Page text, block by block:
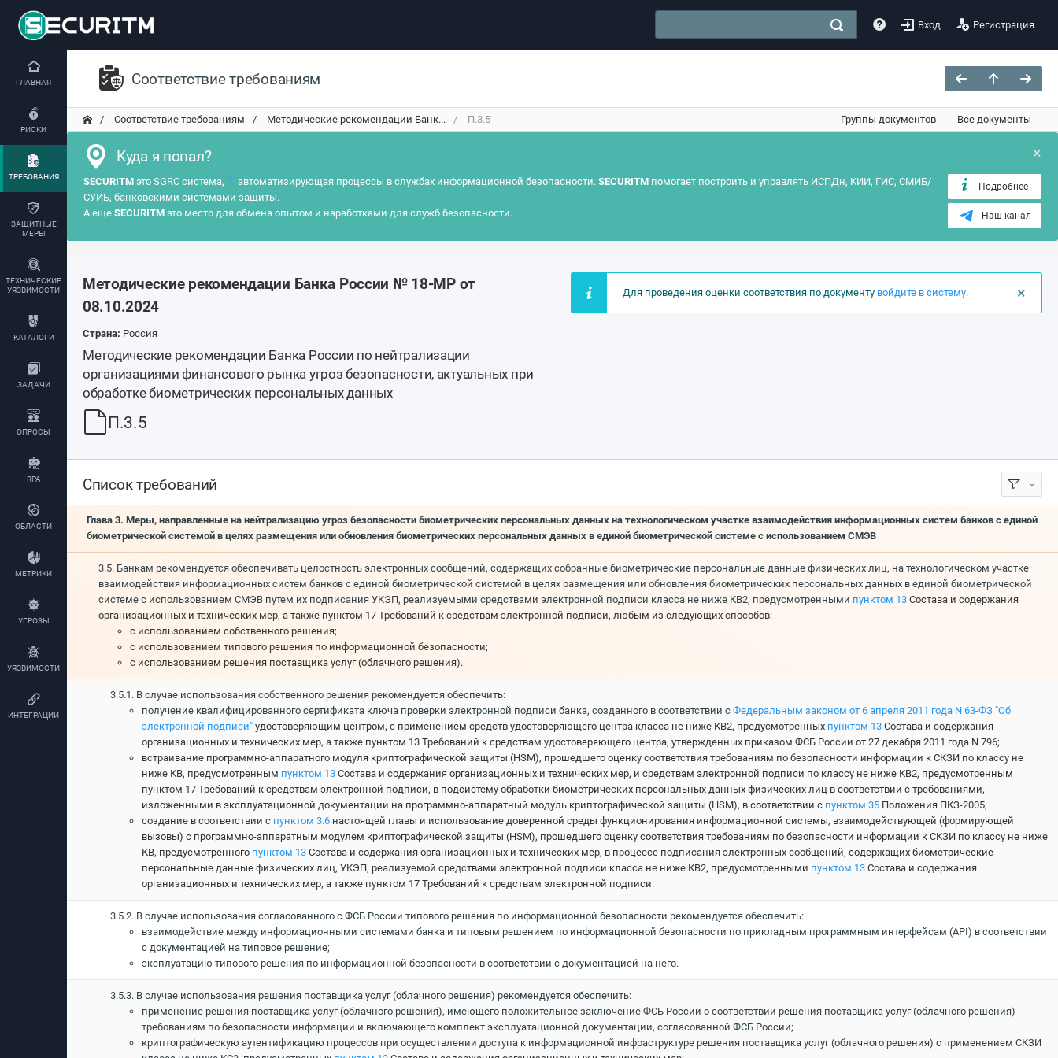
Вход Регистрация
ГЛАВНАЯ
РИСКИ
ТРЕБОВАНИЯ
ЗАЩИТНЫЕ
МЕРЫ
ТЕХНИЧЕСКИЕ
УЯЗВИМОСТИ
КАТАЛОГИ
ЗАДАЧИ
ОПРОСЫ
RPA
ОБЛАСТИ
МЕТРИКИ
УГРОЗЫ
УЯЗВИМОСТИ
ИНТЕГРАЦИИ
Соответствие требованиям
Соответствие требованиям Методические рекомендации Банк... П.3.5 Группы документов Все документы
×
Куда я попал?
SECURITM это SGRC система, ? автоматизирующая процессы в службах информационной безопасности. SECURITMпомогает построить и управлять ИСПДн, КИИ, ГИС, СМИБ/
СУИБ, банковскими системами защиты.
А еще SECURITM это место для обмена опытом и наработками для служб безопасности.
Подробнее
Наш канал
Методические рекомендации Банка России № 18-МР от
08.10.2024
Страна: Россия
Методические рекомендации Банка России по нейтрализации
организациями финансового рынка угроз безопасности, актуальных при
обработке биометрических персональных данных
П.3.5
×
Для проведения оценки соответствия по документу войдите в систему.
Список требований
Глава 3. Меры, направленные на нейтрализацию угроз безопасности биометрических персональных данных на технологическом участке взаимодействия информационных систем банков с единой
биометрической системой в целях размещения или обновления биометрических персональных данных в единой биометрической системе с использованием СМЭВ
3.5. Банкам рекомендуется обеспечивать целостность электронных сообщений, содержащих собранные биометрические персональные данные физических лиц, на технологическом участке
взаимодействия информационных систем банков с единой биометрической системой в целях размещения или обновления биометрических персональных данных в единой биометрической
системе с использованием СМЭВ путем их подписания УКЭП, реализуемыми средствами электронной подписи класса не ниже КВ2, предусмотренными пунктом 13 Состава и содержания
организационных и технических мер, а также пунктом 17 Требований к средствам электронной подписи, любым из следующих способов:
с использованием собственного решения;
с использованием типового решения по информационной безопасности;
с использованием решения поставщика услуг (облачного решения).
3.5.1. В случае использования собственного решения рекомендуется обеспечить:
получение квалифицированного сертификата ключа проверки электронной подписи банка, созданного в соответствии с Федеральным законом от 6 апреля 2011 года N 63-ФЗ "Об
электронной подписи" удостоверяющим центром, с применением средств удостоверяющего центра класса не ниже КВ2, предусмотренных пунктом 13 Состава и содержания
организационных и технических мер, а также пунктом 13 Требований к средствам удостоверяющего центра, утвержденных приказом ФСБ России от 27 декабря 2011 года N 796;
встраивание программно-аппаратного модуля криптографической защиты (HSM), прошедшего оценку соответствия требованиям по безопасности информации к СКЗИ по классу не
ниже КВ, предусмотренным пунктом 13 Состава и содержания организационных и технических мер, и средствам электронной подписи по классу не ниже КВ2, предусмотренным
пунктом 17 Требований к средствам электронной подписи, в подсистему обработки биометрических персональных данных физических лиц в соответствии с требованиями,
изложенными в эксплуатационной документации на программно-аппаратный модуль криптографической защиты (HSM), в соответствии с пунктом 35 Положения ПКЗ-2005;
создание в соответствии с пунктом 3.6 настоящей главы и использование доверенной среды функционирования информационной системы, взаимодействующей (формирующей
вызовы) с программно-аппаратным модулем криптографической защиты (HSM), прошедшего оценку соответствия требованиям по безопасности информации к СКЗИ по классу не ниже
КВ, предусмотренного пунктом 13 Состава и содержания организационных и технических мер, в процессе подписания электронных сообщений, содержащих биометрические
персональные данные физических лиц, УКЭП, реализуемой средствами электронной подписи класса не ниже КВ2, предусмотренными пунктом 13 Состава и содержания
организационных и технических мер, а также пунктом 17 Требований к средствам электронной подписи.
3.5.2. В случае использования согласованного с ФСБ России типового решения по информационной безопасности рекомендуется обеспечить:
взаимодействие между информационными системами банка и типовым решением по информационной безопасности по прикладным программным интерфейсам (API) в соответствии
с документацией на типовое решение;
эксплуатацию типового решения по информационной безопасности в соответствии с документацией на него.
3.5.3. В случае использования решения поставщика услуг (облачного решения) рекомендуется обеспечить:
применение решения поставщика услуг (облачного решения), имеющего положительное заключение ФСБ России о соответствии решения поставщика услуг (облачного решения)
требованиям по безопасности информации и включающего комплект эксплуатационной документации, согласованной ФСБ России;
криптографическую аутентификацию процессов при осуществлении доступа к информационной инфраструктуре решения поставщика услуг (облачного решения) с применением СКЗИ